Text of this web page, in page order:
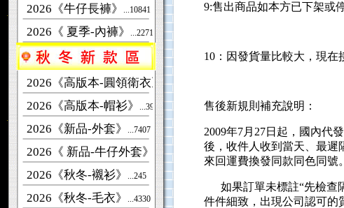
2026《牛仔長褲》 ...10841
2026《 夏季-內褲》 ...2271
2026《高版本-圓領衛衣》...11376
2026《高版本-帽衫》 ...3980
2026《新品-外套》 ...7407
2026《 新品-牛仔外套》 ...269
2026《秋冬-襯衫》 ...245
2026《秋冬-毛衣》 ...4330
9:售出商品如本方已下架或
10：因發貨量比較大，現在
售後新規則補充說明：
2009年7月27日起，國內代
後，收件人收到當天、最遲
來回運費換發同款同色同號
如果訂單未標註“先檢查
件件細致，出現公司認可的